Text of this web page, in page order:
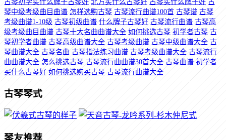
古琴初学买什么牌子古琴好 北方买什么古琴好 古琴买什么牌子好 古
琴中级考级曲目曲谱 怎样选购古琴 古琴流行曲谱100首 古琴谱 古琴
考级曲谱1-10级 古琴初级曲谱 什么牌子古琴好 古琴流行曲谱 古琴高
级考级曲目曲谱 古琴十大名曲曲谱大全 如何挑选古琴 初学者古琴 古
琴初学者曲谱 古琴高级曲谱大全 古琴考级曲谱 古琴中级曲谱大全 古
琴曲谱大全 古琴名曲 古琴指法练习曲谱 古琴考级曲谱大全 古琴流行
曲曲谱大全 怎么挑选古琴 古琴流行曲曲谱30首大全 古琴曲谱 初学者
买什么古琴好 如何挑选购买古琴 古琴流行曲谱大全
古琴琴式
琴友推荐